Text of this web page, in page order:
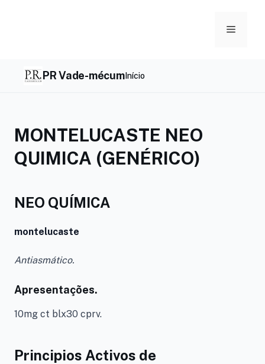
Menu
PR Vade-mécumInício
MONTELUCASTE NEO
QUIMICA (GENÉRICO)
NEO QUÍMICA
montelucaste
Antiasmático.
Apresentações.
10mg ct blx30 cprv.
Principios Activos de